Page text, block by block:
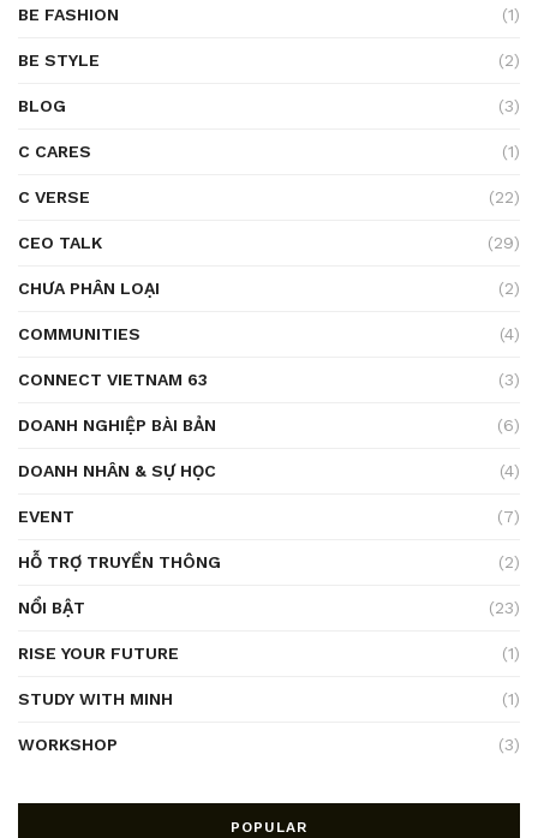
BE FASHION (1)
BE STYLE (2)
BLOG (3)
C CARES (1)
C VERSE (22)
CEO TALK (29)
CHƯA PHÂN LOẠI (2)
COMMUNITIES (4)
CONNECT VIETNAM 63 (3)
DOANH NGHIỆP BÀI BẢN (6)
DOANH NHÂN & SỰ HỌC (4)
EVENT (7)
HỖ TRỢ TRUYỀN THÔNG (2)
NỔI BẬT (23)
RISE YOUR FUTURE (1)
STUDY WITH MINH (1)
WORKSHOP (3)
POPULAR